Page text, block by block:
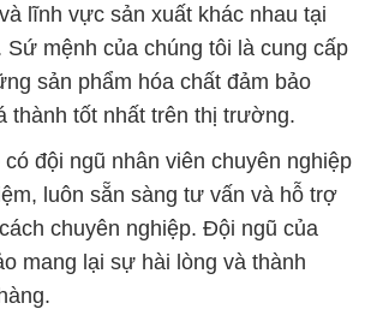
lĩnh vực sản xuất khác nhau tại
Sứ mệnh của chúng tôi là cung cấp
sản phẩm hóa chất đảm bảo
thành tốt nhất trên thị trường.
đội ngũ nhân viên chuyên nghiệp
luôn sẵn sàng tư vấn và hỗ trợ
chuyên nghiệp. Đội ngũ của
mang lại sự hài lòng và thành